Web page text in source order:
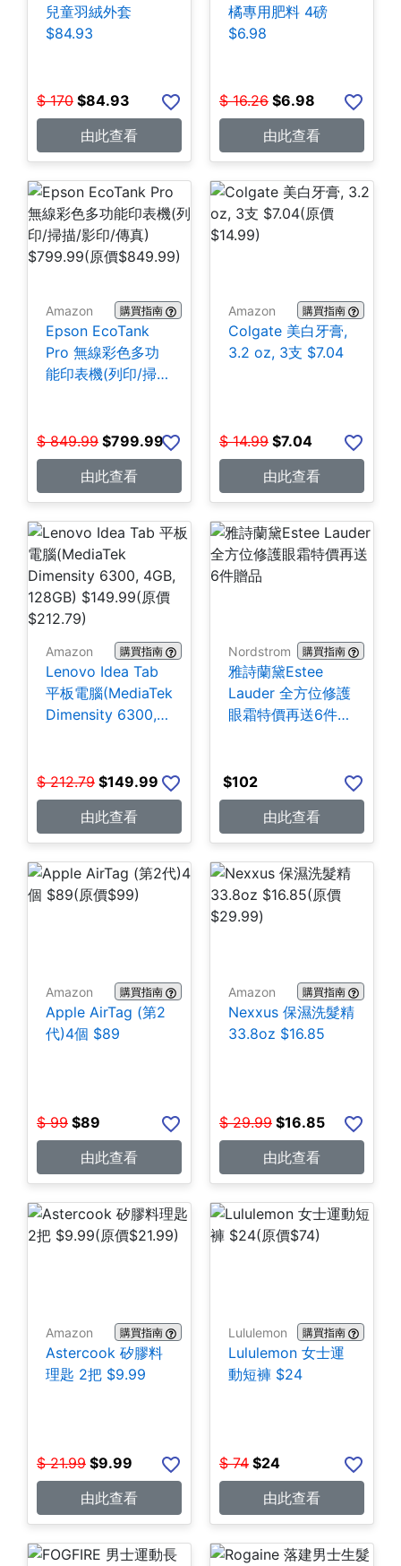
兒童羽絨外套
$84.93
$ 170 $84.93
由此查看
橘專用肥料 4磅
$6.98
$ 16.26 $6.98
由此查看
Amazon 購買指南
Epson EcoTank
Pro 無線彩色多功
能印表機(列印/掃
$ 849.99 $799.99
由此查看
Amazon 購買指南
Colgate 美白牙膏,
3.2 oz, 3支 $7.04
$ 14.99 $7.04
由此查看
Amazon 購買指南
Lenovo Idea Tab
平板電腦(MediaTek
Dimensity 6300,
$ 212.79 $149.99
由此查看
Nordstrom 購買指南
雅詩蘭黛Estee
Lauder 全方位修護
眼霜特價再送6件贈
$102
由此查看
Amazon 購買指南
Apple AirTag (第2
代)4個 $89
$ 99 $89
由此查看
Amazon 購買指南
Nexxus 保濕洗髮精
33.8oz $16.85
$ 29.99 $16.85
由此查看
Amazon 購買指南
Astercook 矽膠料
理匙 2把 $9.99
$ 21.99 $9.99
由此查看
Lululemon 購買指南
Lululemon 女士運
動短褲 $24
$ 74 $24
由此查看